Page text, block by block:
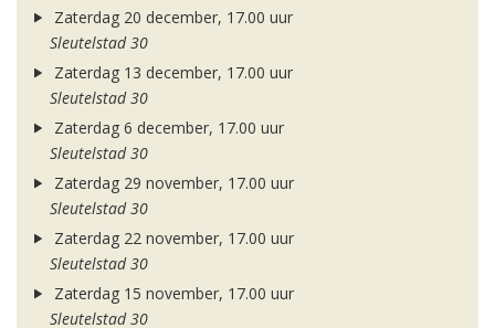
Zaterdag 20 december, 17.00 uur
Sleutelstad 30
Zaterdag 13 december, 17.00 uur
Sleutelstad 30
Zaterdag 6 december, 17.00 uur
Sleutelstad 30
Zaterdag 29 november, 17.00 uur
Sleutelstad 30
Zaterdag 22 november, 17.00 uur
Sleutelstad 30
Zaterdag 15 november, 17.00 uur
Sleutelstad 30